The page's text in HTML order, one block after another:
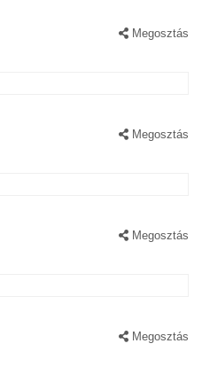
Megosztás
Megosztás
Megosztás
Megosztás